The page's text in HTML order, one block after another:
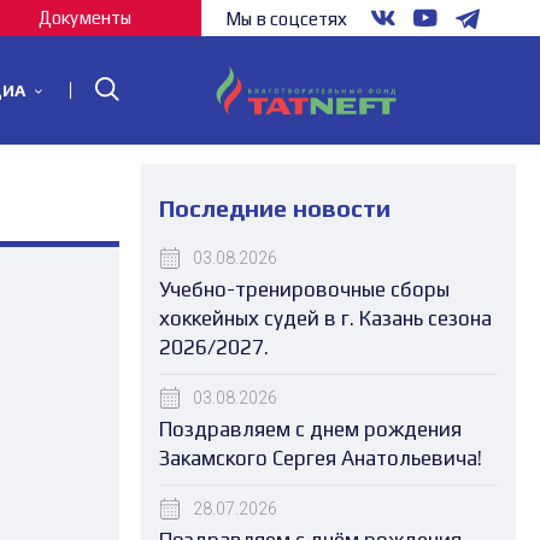
Документы Мы в соцсетях
Последние новости
03.08.2026
Учебно-тренировочные сборы
хоккейных судей в г. Казань сезона
2026/2027.
03.08.2026
Поздравляем с днем рождения
Закамского Сергея Анатольевича!
28.07.2026